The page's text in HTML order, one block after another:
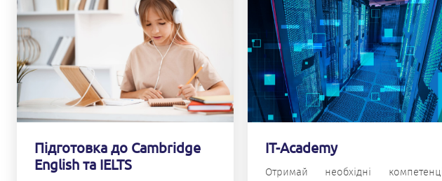
Підготовка до Cambridge
English та IELTS
IT-Academy
Отримай необхідні